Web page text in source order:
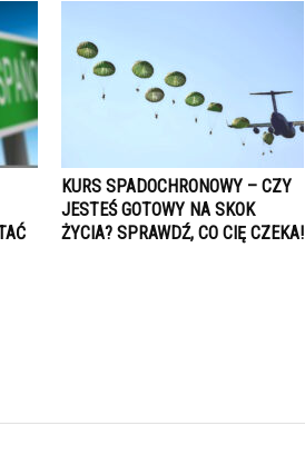
KURS SPADOCHRONOWY – CZY
JESTEŚ GOTOWY NA SKOK
ŻYCIA? SPRAWDŹ, CO CIĘ CZEKA!